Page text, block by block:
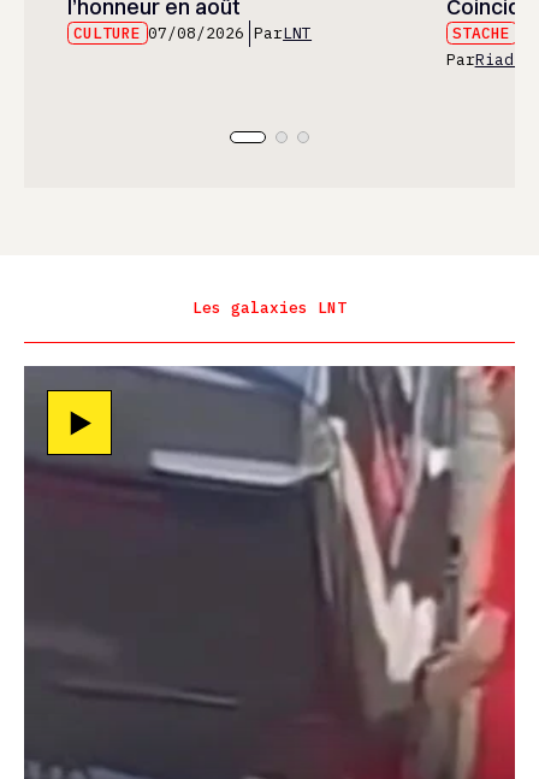
l’honneur en août
CULTURE 07/08/2026 ParLNT STACHE
ParRiad
Les galaxies LNT